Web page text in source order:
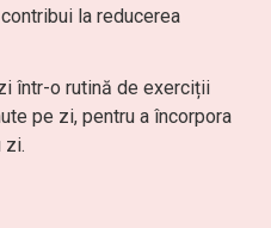
la reducerea
într-o rutină de exerciții
pe zi, pentru a încorpora
zi.